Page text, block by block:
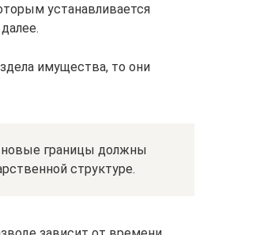
устанавливается
имущества, то они
новые границы должны
структуре.